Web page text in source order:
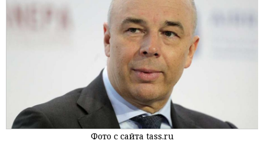
Фото с сайта tass.ru